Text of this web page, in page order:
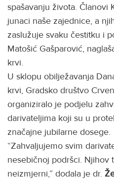
spašavanju života. Članovi
junaci naše zajednice, a
zaslužuje svaku čestitku i
Matošić Gašparović,
krvi.
U sklopu obilježavanja
krvi, Gradsko društvo
organiziralo je podjelu
darivateljima koji su u
značajne jubilarne dosege.
“Zahvaljujemo svim
nesebičnoj podršci. Njihov
neizmjerni,” dodala je dr.